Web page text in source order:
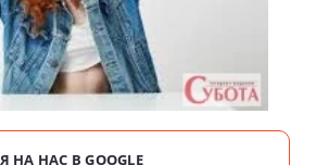
НА НАС В GOOGLE